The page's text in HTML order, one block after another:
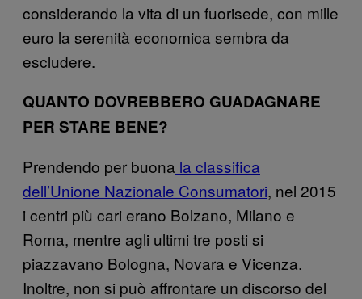
considerando la vita di un fuorisede, con mille
euro la serenità economica sembra da
escludere.
QUANTO DOVREBBERO GUADAGNARE
PER STARE BENE?
Prendendo per buona la classifica
dell’Unione Nazionale Consumatori, nel 2015
i centri più cari erano Bolzano, Milano e
Roma, mentre agli ultimi tre posti si
piazzavano Bologna, Novara e Vicenza.
Inoltre, non si può affrontare un discorso del